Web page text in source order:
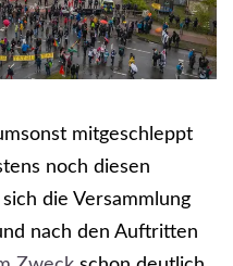
mitgeschleppt
noch diesen
die Versammlung
nach den Auftritten